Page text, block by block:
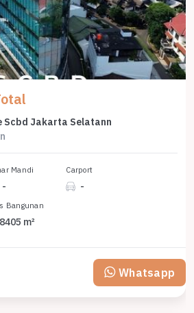
Scbd Jakarta Selatann
Mandi
-
Carport
-
Bangunan
8405 m²
Whatsapp